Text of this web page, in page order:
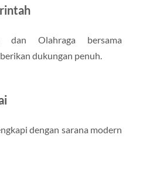
dan Olahraga bersama
dukungan penuh.
dengan sarana modern